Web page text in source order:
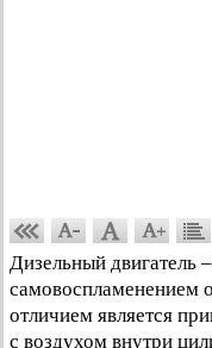
Дизельный двигатель
самовоспламенением
отличием является
с воздухом внутри